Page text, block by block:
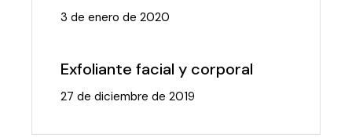
3 de enero de 2020
Exfoliante facial y corporal
27 de diciembre de 2019